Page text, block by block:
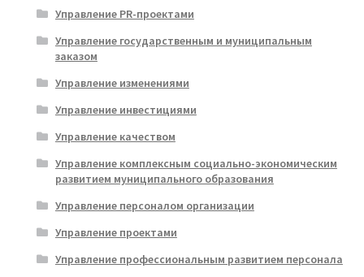
Управление PR-проектами
Управление государственным и муниципальным
заказом
Управление изменениями
Управление инвестициями
Управление качеством
Управление комплексным социально-экономическим
развитием муниципального образования
Управление персоналом организации
Управление проектами
Управление профессиональным развитием персонала